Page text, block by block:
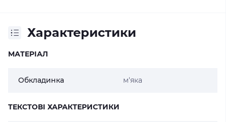
Характеристики
МАТЕРІАЛ
Обкладинка м'яка
ТЕКСТОВІ ХАРАКТЕРИСТИКИ